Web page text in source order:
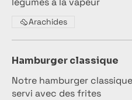
Arachides
Hamburger classique
Notre hamburger
servi avec des frites